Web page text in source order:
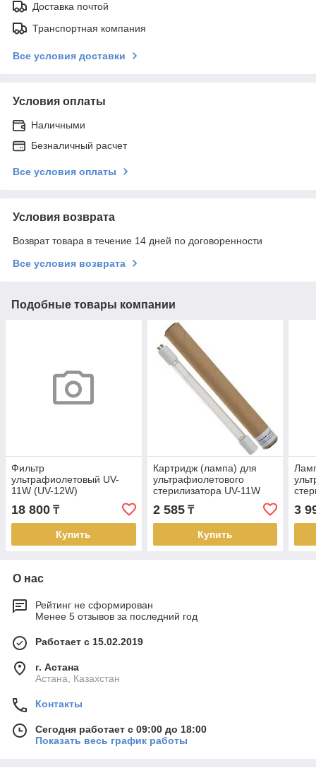
Доставка почтой
Транспортная компания
Все условия доставки
Условия оплаты
Наличными
Безналичный расчет
Все условия оплаты
Условия возврата
Возврат товара в течение 14 дней по договоренности
Все условия возврата
Подобные товары компании
Фильтр
ультрафиолетовый UV-
11W (UV-12W)
18 800 ₸
Купить
Картридж (лампа) для
ультрафиолетового
стерилизатора UV-11W
2 585₸
Купить
3
О нас
Рейтинг не сформирован
Менее 5 отзывов за последний год
Работает с 15.02.2019
г. Астана
Астана, Казахстан
Контакты
Сегодня работает с 09:00 до 18:00
Показать весь график работы